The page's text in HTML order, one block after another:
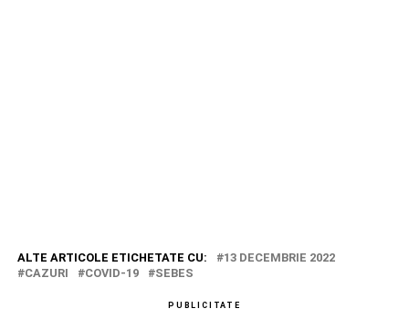
ALTE ARTICOLE ETICHETATE CU:
13 DECEMBRIE 2022
CAZURI
COVID-19 SEBES
PUBLICITATE